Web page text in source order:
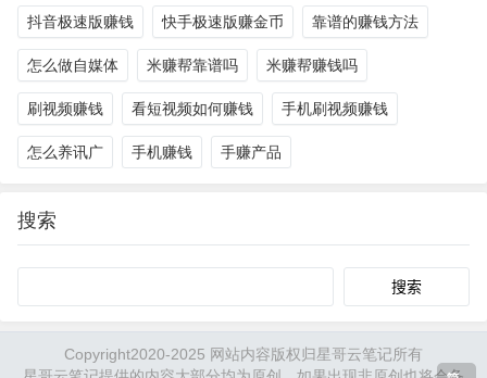
抖音极速版赚钱 快手极速版赚金币 靠谱的赚钱方法
怎么做自媒体 米赚帮靠谱吗 米赚帮赚钱吗
刷视频赚钱 看短视频如何赚钱 手机刷视频赚钱
怎么养讯广 手机赚钱 手赚产品
搜索
Copyright2020-2025 网站内容版权归星哥云笔记所有